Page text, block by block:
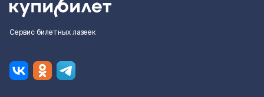
Сервис билетных лазеек